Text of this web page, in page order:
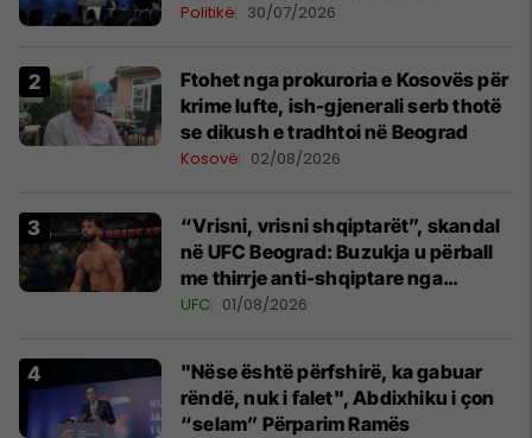
Politikë 30/07/2026
Ftohet nga prokuroria e Kosovës për
krime lufte, ish-gjenerali serb thotë
se dikush e tradhtoi në Beograd
Kosovë 02/08/2026
“Vrisni, vrisni shqiptarët”, skandal
në UFC Beograd: Buzukja u përball
me thirrje anti-shqiptare nga
tribunat
UFC 01/08/2026
"Nëse është përfshirë, ka gabuar
rëndë, nuk i falet", Abdixhiku i çon
“selam” Përparim Ramës